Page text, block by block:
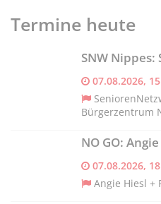
Termine heute
SNW
07.08.2026,
Bürgerzentrum
NO GO:
07.08.2026,
Angie Hiesl +